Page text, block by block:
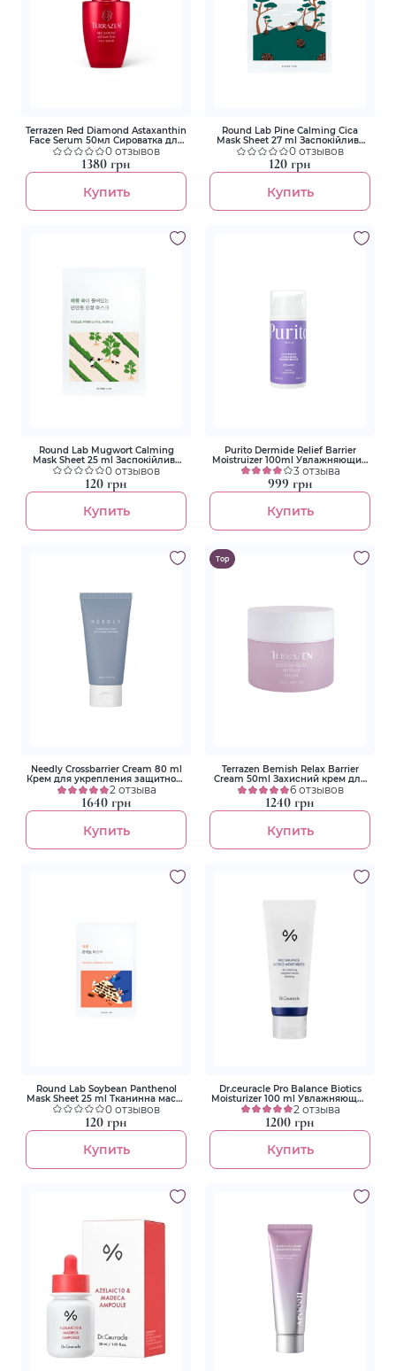
Terrazen Red Diamond Astaxanthin
Face Serum 50мл Сироватка для
обличчя з астаксантином
0 отзывов
1380 грн
Купить
Round Lab Pine Calming Cica
Mask Sheet 27 ml Заспокійлива
тканинна маска з екстрактом
голок сосни
0 отзывов
120 грн
Купить
Round Lab Mugwort Calming
Mask Sheet 25 ml Заспокійлива
маска з морським полином
0 отзывов
120 грн
Купить
Purito Dermide Relief Barrier
Moistruizer 100ml Увлажняющий
крем с комплексом керамидов
3 отзыва
999 грн
Купить
Needly Crossbarrier Cream 80 ml
Крем для укрепления защитного
барьера с керамидами и
пантенолом
2 отзыва
1640 грн
Купить
Top
Terrazen Bemish Relax Barrier
Cream 50ml Захисний крем для
чутливої шкіри обличчя
6 отзывов
1240 грн
Купить
Round Lab Soybean Panthenol
Mask Sheet 25 ml Тканинна маска
з екстрактом соєвих бобів та
пантенолом
0 отзывов
120 грн
Купить
Dr.ceuracle Pro Balance Biotics
Moisturizer 100 ml Увлажняющий
крем с пробиотиками
2 отзыва
1200 грн
Купить